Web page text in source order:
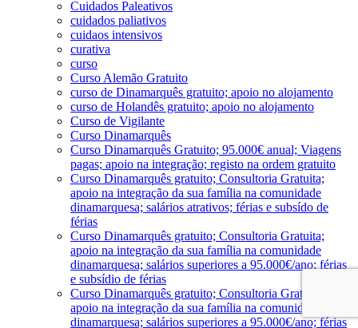
Cuidados Paleativos
cuidados paliativos
cuidaos intensivos
curativa
curso
Curso Alemão Gratuito
curso de Dinamarquês gratuito; apoio no alojamento
curso de Holandês gratuito; apoio no alojamento
Curso de Vigilante
Curso Dinamarquês
Curso Dinamarquês Gratuito; 95.000€ anual; Viagens
pagas; apoio na integração; registo na ordem gratuito
Curso Dinamarquês gratuito; Consultoria Gratuita;
apoio na integração da sua família na comunidade
dinamarquesa; salários atrativos; férias e subsído de
férias
Curso Dinamarquês gratuito; Consultoria Gratuita;
apoio na integração da sua família na comunidade
dinamarquesa; salários superiores a 95.000€/ano; férias
e subsídio de férias
Curso Dinamarquês gratuito; Consultoria Gratuita;
apoio na integração da sua família na comunidade
dinamarquesa; salários superiores a 95.000€/ano; férias